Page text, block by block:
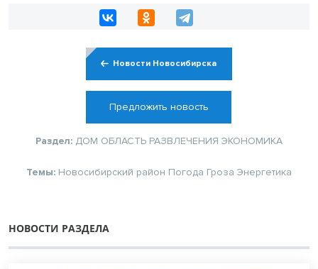
Новости Новосибирска
Предложить новость
Раздел: ДОМ ОБЛАСТЬ РАЗВЛЕЧЕНИЯ ЭКОНОМИКА
Темы: Новосибирский район Погода Гроза Энергетика
НОВОСТИ РАЗДЕЛА